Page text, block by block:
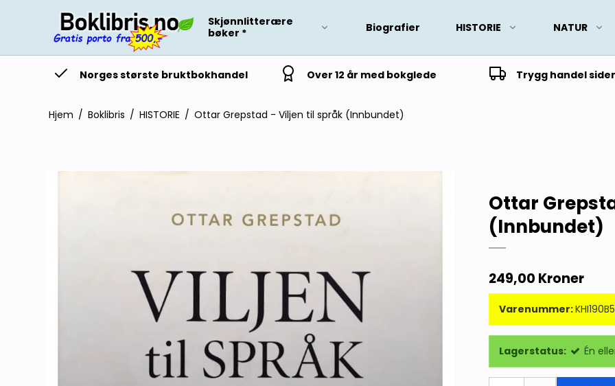
Skjønnlitterære
bøker *
Biografier HISTORIE NATUR
Norges største bruktbokhandel Over 12 år med bokglede Trygg handel
Hjem / Boklibris / HISTORIE / Ottar Grepstad - Viljen til språk (Innbundet)
Ottar
(Innbundet)
249,00 Kroner
Varenummer:
Lagerstatus: Én